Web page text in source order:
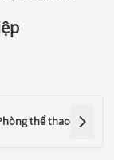
thể thao